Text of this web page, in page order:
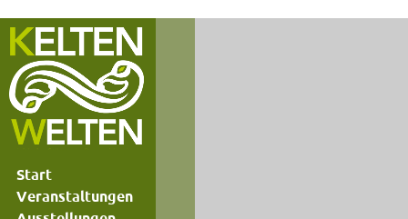
Start
Veranstaltungen